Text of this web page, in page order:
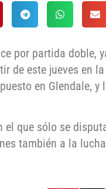
por partida doble,
de este jueves en
en Glendale, y
el que sólo se
también a la